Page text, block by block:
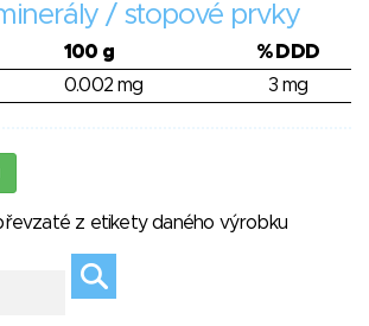
/ stopové prvky
100 g
% DDD
0.002 mg 3 mg
z etikety daného výrobku